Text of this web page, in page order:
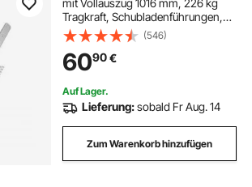
mit Vollauszug 1016 mm, 226 kg
Tragkraft, Schubladenführungen,
Doppelverriegelungsdesign, seitlich
montierte Teleskopschienen für
Regale, Schränke,
Industrieschubladen
(546)
6090€
Auf Lager.
Lieferung:sobald Fr Aug. 14
Zum Warenkorb hinzufügen